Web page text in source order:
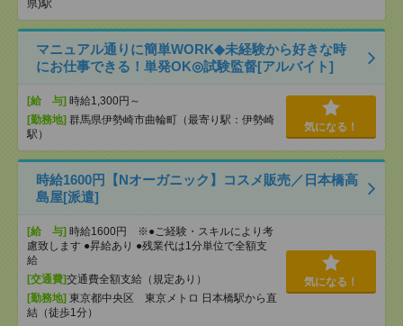
県)駅
マニュアル通りに簡単WORK◆未経験から好きな時
にお仕事できる！単発OK◎試験監督[アルバイト]
[給 与] 時給1,300円～
[勤務地] 群馬県伊勢崎市曲輪町（最寄り駅：伊勢崎
駅）
気になる！
時給1600円【Nオーガニック】コスメ販売／日本橋高
島屋[派遣]
[給 与] 時給1600円 ※●ご経験・スキルにより考
慮致します ●昇給あり ●残業代は1分単位で全額支
給
[交通費]交通費全額支給（規定あり）
[勤務地] 東京都中央区 東京メトロ 日本橋駅から直
結（徒歩1分）
気になる！